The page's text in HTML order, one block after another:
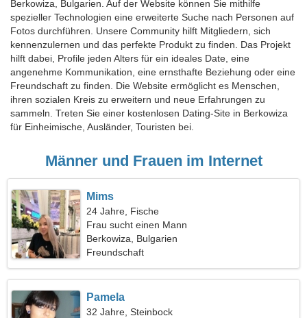
Berkowiza, Bulgarien. Auf der Website können Sie mithilfe
spezieller Technologien eine erweiterte Suche nach Personen auf
Fotos durchführen. Unsere Community hilft Mitgliedern, sich
kennenzulernen und das perfekte Produkt zu finden. Das Projekt
hilft dabei, Profile jeden Alters für ein ideales Date, eine
angenehme Kommunikation, eine ernsthafte Beziehung oder eine
Freundschaft zu finden. Die Website ermöglicht es Menschen,
ihren sozialen Kreis zu erweitern und neue Erfahrungen zu
sammeln. Treten Sie einer kostenlosen Dating-Site in Berkowiza
für Einheimische, Ausländer, Touristen bei.
Männer und Frauen im Internet
Mims
24 Jahre, Fische
Frau sucht einen Mann
Berkowiza, Bulgarien
Freundschaft
Pamela
32 Jahre, Steinbock